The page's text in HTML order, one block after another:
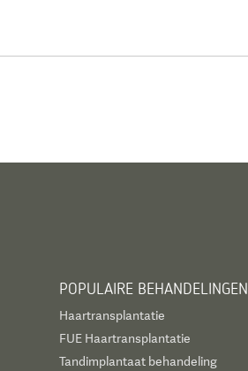
POPULAIRE BEHANDELINGEN
Haartransplantatie
FUE Haartransplantatie
Tandimplantaat behandeling